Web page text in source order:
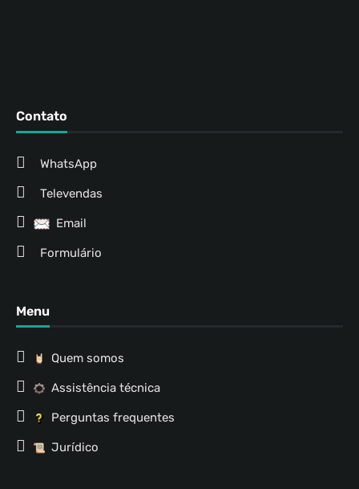
Contato
WhatsApp
Televendas
Email
Formulário
Menu
Quem somos
Assistência técnica
Perguntas frequentes
Jurídico